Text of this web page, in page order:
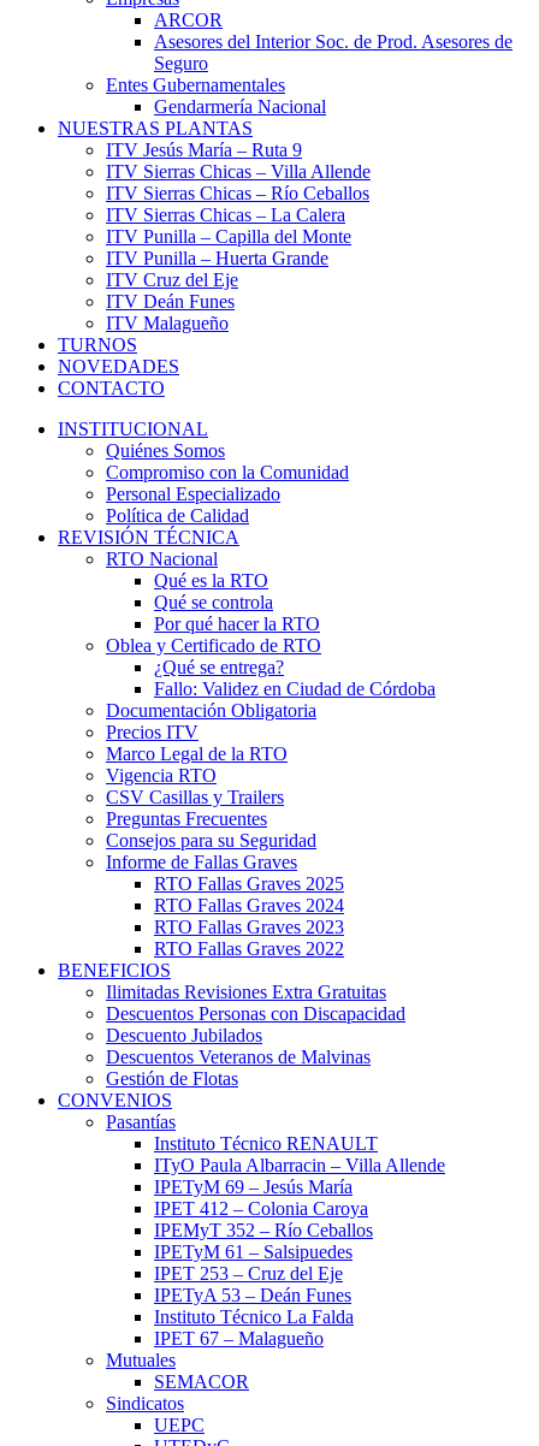
ARCOR
Asesores del Interior Soc. de Prod. Asesores de
Seguro
Entes Gubernamentales
Gendarmería Nacional
NUESTRAS PLANTAS
ITV Jesús María – Ruta 9
ITV Sierras Chicas – Villa Allende
ITV Sierras Chicas – Río Ceballos
ITV Sierras Chicas – La Calera
ITV Punilla – Capilla del Monte
ITV Punilla – Huerta Grande
ITV Cruz del Eje
ITV Deán Funes
ITV Malagueño
TURNOS
NOVEDADES
CONTACTO
INSTITUCIONAL
Quiénes Somos
Compromiso con la Comunidad
Personal Especializado
Política de Calidad
REVISIÓN TÉCNICA
RTO Nacional
Qué es la RTO
Qué se controla
Por qué hacer la RTO
Oblea y Certificado de RTO
¿Qué se entrega?
Fallo: Validez en Ciudad de Córdoba
Documentación Obligatoria
Precios ITV
Marco Legal de la RTO
Vigencia RTO
CSV Casillas y Trailers
Preguntas Frecuentes
Consejos para su Seguridad
Informe de Fallas Graves
RTO Fallas Graves 2025
RTO Fallas Graves 2024
RTO Fallas Graves 2023
RTO Fallas Graves 2022
BENEFICIOS
Ilimitadas Revisiones Extra Gratuitas
Descuentos Personas con Discapacidad
Descuento Jubilados
Descuentos Veteranos de Malvinas
Gestión de Flotas
CONVENIOS
Pasantías
Instituto Técnico RENAULT
ITyO Paula Albarracin – Villa Allende
IPETyM 69 – Jesús María
IPET 412 – Colonia Caroya
IPEMyT 352 – Río Ceballos
IPETyM 61 – Salsipuedes
IPET 253 – Cruz del Eje
IPETyA 53 – Deán Funes
Instituto Técnico La Falda
IPET 67 – Malagueño
Mutuales
SEMACOR
Sindicatos
UEPC